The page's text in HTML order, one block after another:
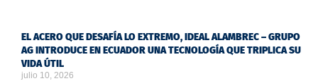
EL ACERO QUE DESAFÍA LO EXTREMO, IDEAL ALAMBREC – GRUPO
AG INTRODUCE EN ECUADOR UNA TECNOLOGÍA QUE TRIPLICA SU
VIDA ÚTIL
julio 10, 2026